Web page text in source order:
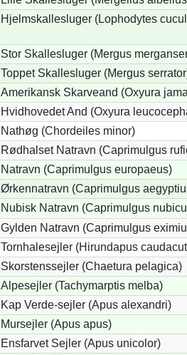
Hjelmskallesluger (Lophodytes
Stor Skallesluger (Mergus
Toppet Skallesluger (Mergus
Amerikansk Skarveand (Oxyura
Hvidhovedet And (Oxyura
Nathøg (Chordeiles minor)
Rødhalset Natravn (Caprimulgus
Natravn (Caprimulgus europaeus)
Ørkennatravn (Caprimulgus
Nubisk Natravn (Caprimulgus
Gylden Natravn (Caprimulgus
Tornhalesejler (Hirundapus
Skorstenssejler (Chaetura pelagica)
Alpesejler (Tachymarptis melba)
Kap Verde-sejler (Apus alexandri)
Mursejler (Apus apus)
Ensfarvet Sejler (Apus unicolor)